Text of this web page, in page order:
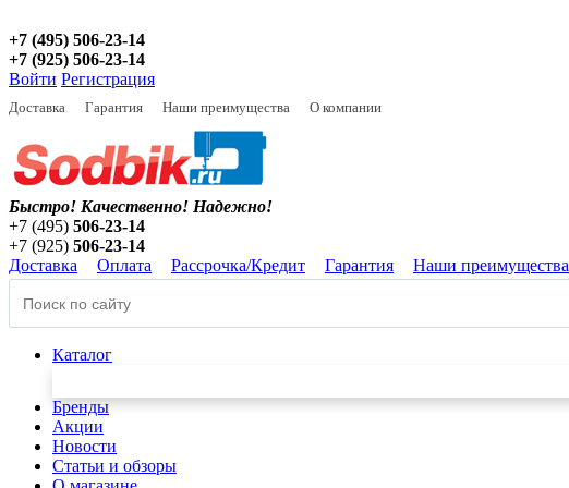
+7 (495) 506-23-14
+7 (925) 506-23-14
Войти Регистрация
Доставка Гарантия Наши преимущества О компании
Быстро! Качественно! Надежно!
+7 (495) 506-23-14
+7 (925) 506-23-14
Доставка
Оплата Рассрочка/Кредит Гарантия Наши преимущества
Каталог
Бренды
Акции
Новости
Статьи и обзоры